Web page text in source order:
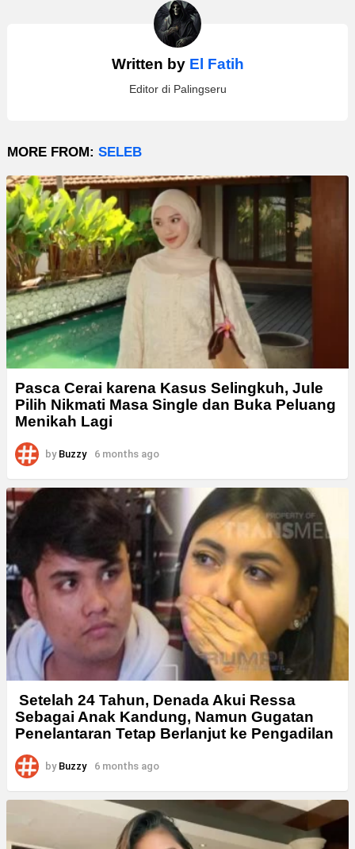
Written by El Fatih
Editor di Palingseru
MORE FROM: SELEB
Pasca Cerai karena Kasus Selingkuh, Jule
Pilih Nikmati Masa Single dan Buka Peluang
Menikah Lagi
by Buzzy 6 months ago
Setelah 24 Tahun, Denada Akui Ressa
Sebagai Anak Kandung, Namun Gugatan
Penelantaran Tetap Berlanjut ke Pengadilan
by Buzzy 6 months ago